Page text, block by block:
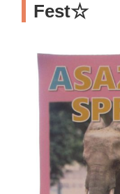
Fest☆